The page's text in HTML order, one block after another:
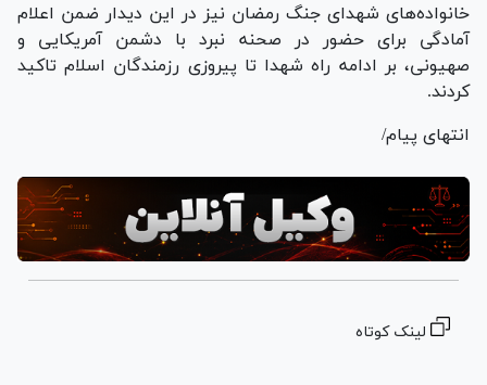
خانواده‌های شهدای جنگ رمضان نیز در این دیدار ضمن اعلام
آمادگی برای حضور در صحنه نبرد با دشمن آمریکایی و
صهیونی، بر ادامه راه شهدا تا پیروزی رزمندگان اسلام تاکید
کردند.
انتهای پیام/
لینک کوتاه